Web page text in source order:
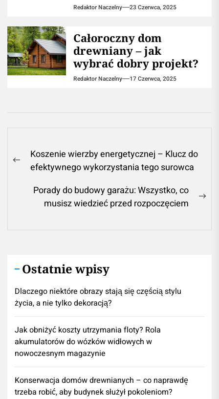
Redaktor Naczelny 23 Czerwca, 2025
Całoroczny dom
drewniany – jak
wybrać dobry projekt?
Redaktor Naczelny 17 Czerwca, 2025
Nawigacja
wpisu
Previous
Koszenie wierzby energetycznej – Klucz do
efektywnego wykorzystania tego surowca
Porady do budowy garażu: Wszystko, co
musisz wiedzieć przed rozpoczęciem
Ostatnie wpisy
Dlaczego niektóre obrazy stają się częścią stylu
życia, a nie tylko dekoracją?
Jak obniżyć koszty utrzymania floty? Rola
akumulatorów do wózków widłowych w
nowoczesnym magazynie
Konserwacja domów drewnianych – co naprawdę
trzeba robić, aby budynek służył pokoleniom?